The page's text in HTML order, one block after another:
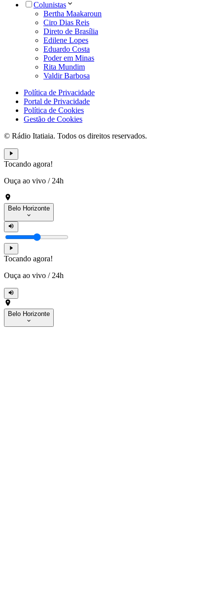
Colunistas
Bertha Maakaroun
Ciro Dias Reis
Direto de Brasília
Edilene Lopes
Eduardo Costa
Poder em Minas
Rita Mundim
Valdir Barbosa
Política de Privacidade
Portal de Privacidade
Política de Cookies
Gestão de Cookies
© Rádio Itatiaia. Todos os direitos reservados.
Tocando agora!
Ouça ao vivo / 24h
Belo Horizonte
Tocando agora!
Ouça ao vivo / 24h
Belo Horizonte